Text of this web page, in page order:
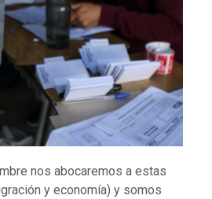
nos abocaremos a estas
y economía) y somos